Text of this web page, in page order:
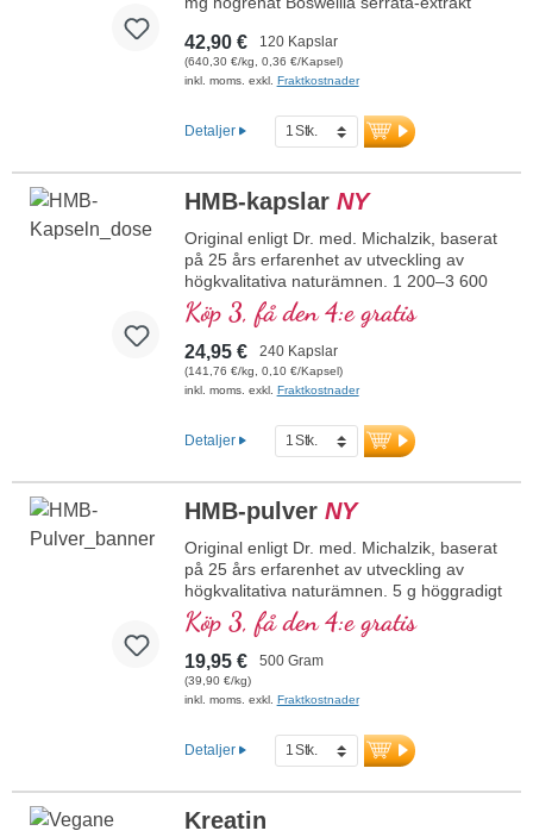
och dagsdos. Den första högdoserade
frankincense-produkten med 85 %
boswelliasyror på den tyska marknaden
förekommer med 85 % i en exceptionellt
hög koncentration.
mer information om BS-85
42,90 € 120 Kapslar
(640,30 €/kg, 0,36 €/Kapsel)
inkl. moms. exkl. Fraktkostnader
Detaljer
HMB-kapslar NY
Original enligt Dr. med. Michalzik, baserat
på 25 års erfarenhet av utveckling av
högkvalitativa naturämnen. 1 200–3 600
mg högrent kalcium β-hydroxi-β-
metylbutyrat per dagsdos om 2–6 kapslar,
varav 1 020–3 060 mg rent HMB (85 %).
Kalcium β-hydroxi-β-metylbutyrat (HMB)
är ett naturligt förekommande derivat av
musklerna.
Köp 3, få den 4:e gratis
24,95 € 240 Kapslar
(141,76 €/kg, 0,10 €/Kapsel)
inkl. moms. exkl. Fraktkostnader
Detaljer
HMB-pulver NY
Original enligt Dr. med. Michalzik, baserat
på 25 års erfarenhet av utveckling av
högkvalitativa naturämnen. 5 g höggradigt
rent kalcium β-hydroxi-β-metylbutyrat
(HMB) per dagsdos, varav 700 mg
kalcium. Kalcium β-hydroxi-β-metylbutyrat
(HMB) är ett naturligt förekommande
derivat av aminosyran leucin och en källa
metylbutyrat. Den högkvalitativa
råvarukvaliteten och den rena
idrottsligt sammanhang.
Köp 3, få den 4:e gratis
19,95 € 500 Gram
(39,90 €/kg)
inkl. moms. exkl. Fraktkostnader
Detaljer
Kreatin